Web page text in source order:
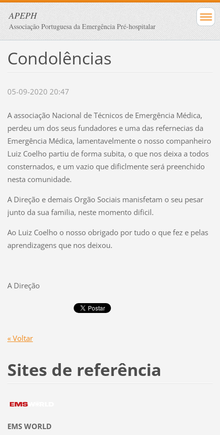
APEPH
Associação Portuguesa da Emergência Pré-hospitalar
Condolências
05-09-2020 20:47
A associação Nacional de Técnicos de Emergência Médica,
perdeu um dos seus fundadores e uma das refernecias da
Emergência Médica, lamentavelmente o nosso companheiro
Luiz Coelho partiu de forma subita, o que nos deixa a todos
consternados, e um vazio que dificlmente será preenchido
nesta comunidade.
A Direção e demais Orgão Sociais manisfetam o seu pesar
junto da sua familia, neste momento dificil.
Ao Luiz Coelho o nosso obrigado por tudo o que fez e pelas
aprendizagens que nos deixou.
A Direção
« Voltar
Sites de referência
EMS WORLD